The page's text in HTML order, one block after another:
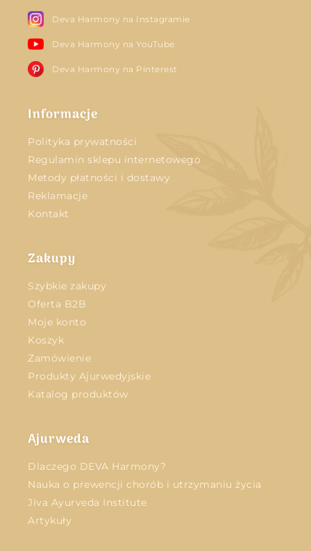
Deva Harmony na Instagramie
Deva Harmony na YouTube
Deva Harmony na Pinterest
Informacje
Polityka prywatności
Regulamin sklepu internetowego
Metody płatności i dostawy
Reklamacje
Kontakt
Zakupy
Szybkie zakupy
Oferta B2B
Moje konto
Koszyk
Zamówienie
Produkty Ajurwedyjskie
Katalog produktów
Ajurweda
Dlaczego DEVA Harmony?
Nauka o prewencji chorób i utrzymaniu życia
Jiva Ayurveda Institute
Artykuły